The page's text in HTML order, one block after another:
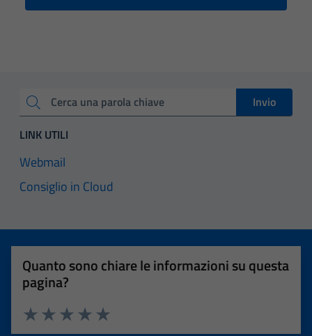
Cerca una parola chiave
Invio
LINK UTILI
Webmail
Consiglio in Cloud
Quanto sono chiare le informazioni su questa
pagina?
Valuta 5 stelle su 5
Valuta 4 stelle su 5
Valuta 3 stelle su 5
Valuta 2 stelle su 5
Valuta 1 stelle su 5